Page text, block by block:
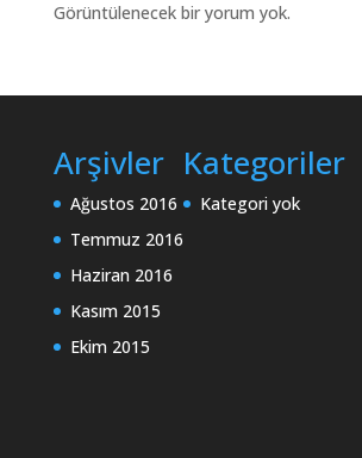
Görüntülenecek bir yorum yok.
Arşivler
Ağustos 2016
Temmuz 2016
Haziran 2016
Kasım 2015
Ekim 2015
Kategoriler
Kategori yok